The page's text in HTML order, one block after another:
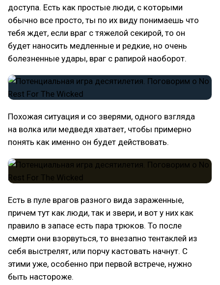
доступа. Есть как простые люди, с которыми
обычно все просто, ты по их виду понимаешь что
тебя ждет, если враг с тяжелой секирой, то он
будет наносить медленные и редкие, но очень
болезненные удары, враг с рапирой наоборот.
Похожая ситуация и со зверями, одного взгляда
на волка или медведя хватает, чтобы примерно
понять как именно он будет действовать.
Есть в пуле врагов разного вида зараженные,
причем тут как люди, так и звери, и вот у них как
правило в запасе есть пара трюков. То после
смерти они взорвуться, то внезапно тентаклей из
себя выстрелят, или порчу кастовать начнут. С
этими уже, особенно при первой встрече, нужно
быть настороже.